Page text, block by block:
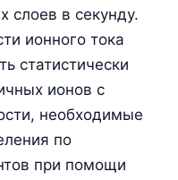
в секунду.
ионного тока
статистически
ионов с
необходимые
по
при помощи